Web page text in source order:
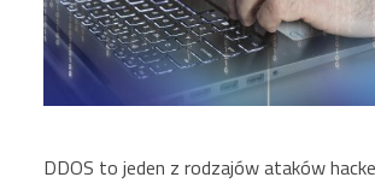
DDOS to jeden z rodzajów ataków